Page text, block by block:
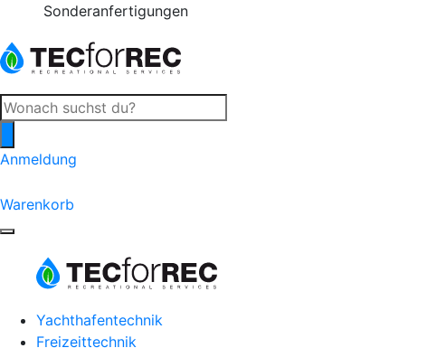
2 Jahre Garantie
Products
search
Anmeldung
Warenkorb
Yachthafentechnik
Freizeittechnik